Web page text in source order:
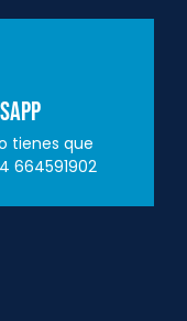
tienes que
664591902